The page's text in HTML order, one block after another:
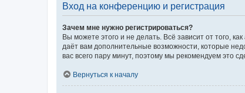
Вход на конференцию и регистрация
Зачем мне нужно регистрироваться?
Вы можете этого и не делать. Всё зависит от того,
даёт вам дополнительные возможности, которые
вас всего пару минут, поэтому мы рекомендуем это
Вернуться к началу